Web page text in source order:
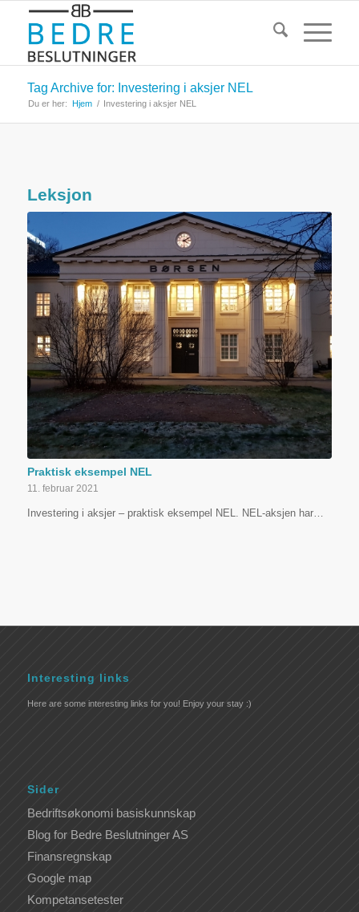
Tag Archive for: Investering i aksjer NEL
Du er her: Hjem / Investering i aksjer NEL
Leksjon
Praktisk eksempel NEL
11. februar 2021
Investering i aksjer – praktisk eksempel NEL. NEL-aksjen har…
Interesting links
Here are some interesting links for you! Enjoy your stay :)
Sider
Bedriftsøkonomi basiskunnskap
Blog for Bedre Beslutninger AS
Finansregnskap
Google map
Kompetansetester